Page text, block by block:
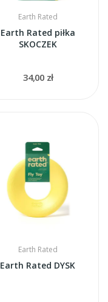
Earth Rated
Earth Rated piłka
SKOCZEK
34,00 zł
Earth Rated
Earth Rated DYSK